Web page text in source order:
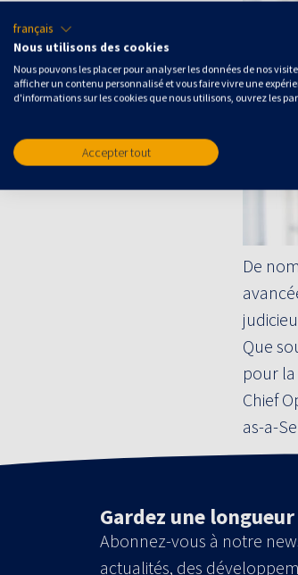
De
Que
pour
Chief
as-a-
Gardez une
Abonnez-vous à notre
actualités, des
français
Nous utilisons des cookies
Nous pouvons les placer pour analyser les données de nos
afficher un contenu personnalisé et vous faire vivre une
d'informations sur les cookies que nous utilisons, ouvrez les
Accepter tout